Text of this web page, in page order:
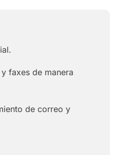
faxes de manera
de correo y